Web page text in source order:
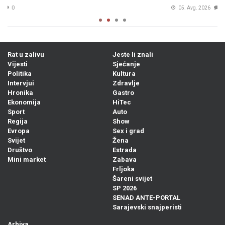
Rat u zalivu
Vijesti
Politika
Intervjui
Hronika
Ekonomija
Sport
Regija
Evropa
Svijet
Društvo
Mini market
Jeste li znali
Sjećanje
Kultura
Zdravlje
Gastro
HiTec
Auto
Show
Sex i grad
Žena
Estrada
Zabava
Frljoka
Šareni svijet
SP 2026
SENAD ANTE-PORTAL
Sarajevski snajperisti